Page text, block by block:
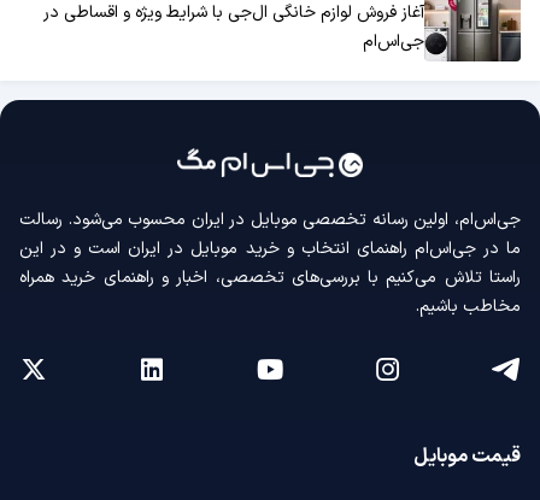
آغاز فروش لوازم خانگی ال‌جی با شرایط ویژه و اقساطی در
جی‌اس‌ام
جی‌اس‌ام، اولین رسانه‌ تخصصی موبایل در ایران محسوب می‌شود. رسالت
ما در جی‌اس‌ام راهنمای انتخاب و خرید موبایل در ایران است و در این
راستا تلاش می‌کنیم با بررسی‌های تخصصی، اخبار و راهنمای خرید همراه
مخاطب باشیم.
قیمت موبایل